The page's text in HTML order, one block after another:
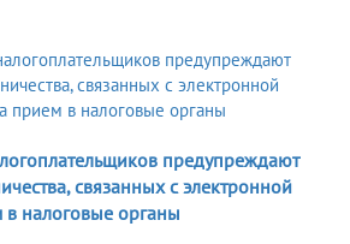
предупреждают
связанных с электронной
налоговые органы